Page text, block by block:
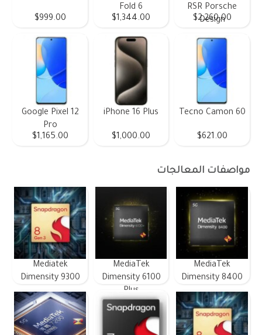
RSR Porsche
Design
$2,260.00
Fold 6
$1,344.00
$999.00
Tecno Camon 60
$621.00
iPhone 16 Plus
$1,000.00
Google Pixel 12
Pro
$1,165.00
مواصفات المعالجات
MediaTek
Dimensity 8400
MediaTek
Dimensity 6100
Plus
Mediatek
Dimensity 9300